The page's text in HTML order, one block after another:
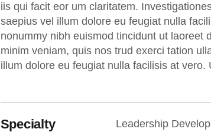
iis qui facit eor um claritatem.
saepius vel illum dolore eu feugiat nulla
nonummy nibh euismod tincidunt ut laoreet
minim veniam, quis nos trud exerci tation
illum dolore eu feugiat nulla facilisis at vero.
Specialty Leadership